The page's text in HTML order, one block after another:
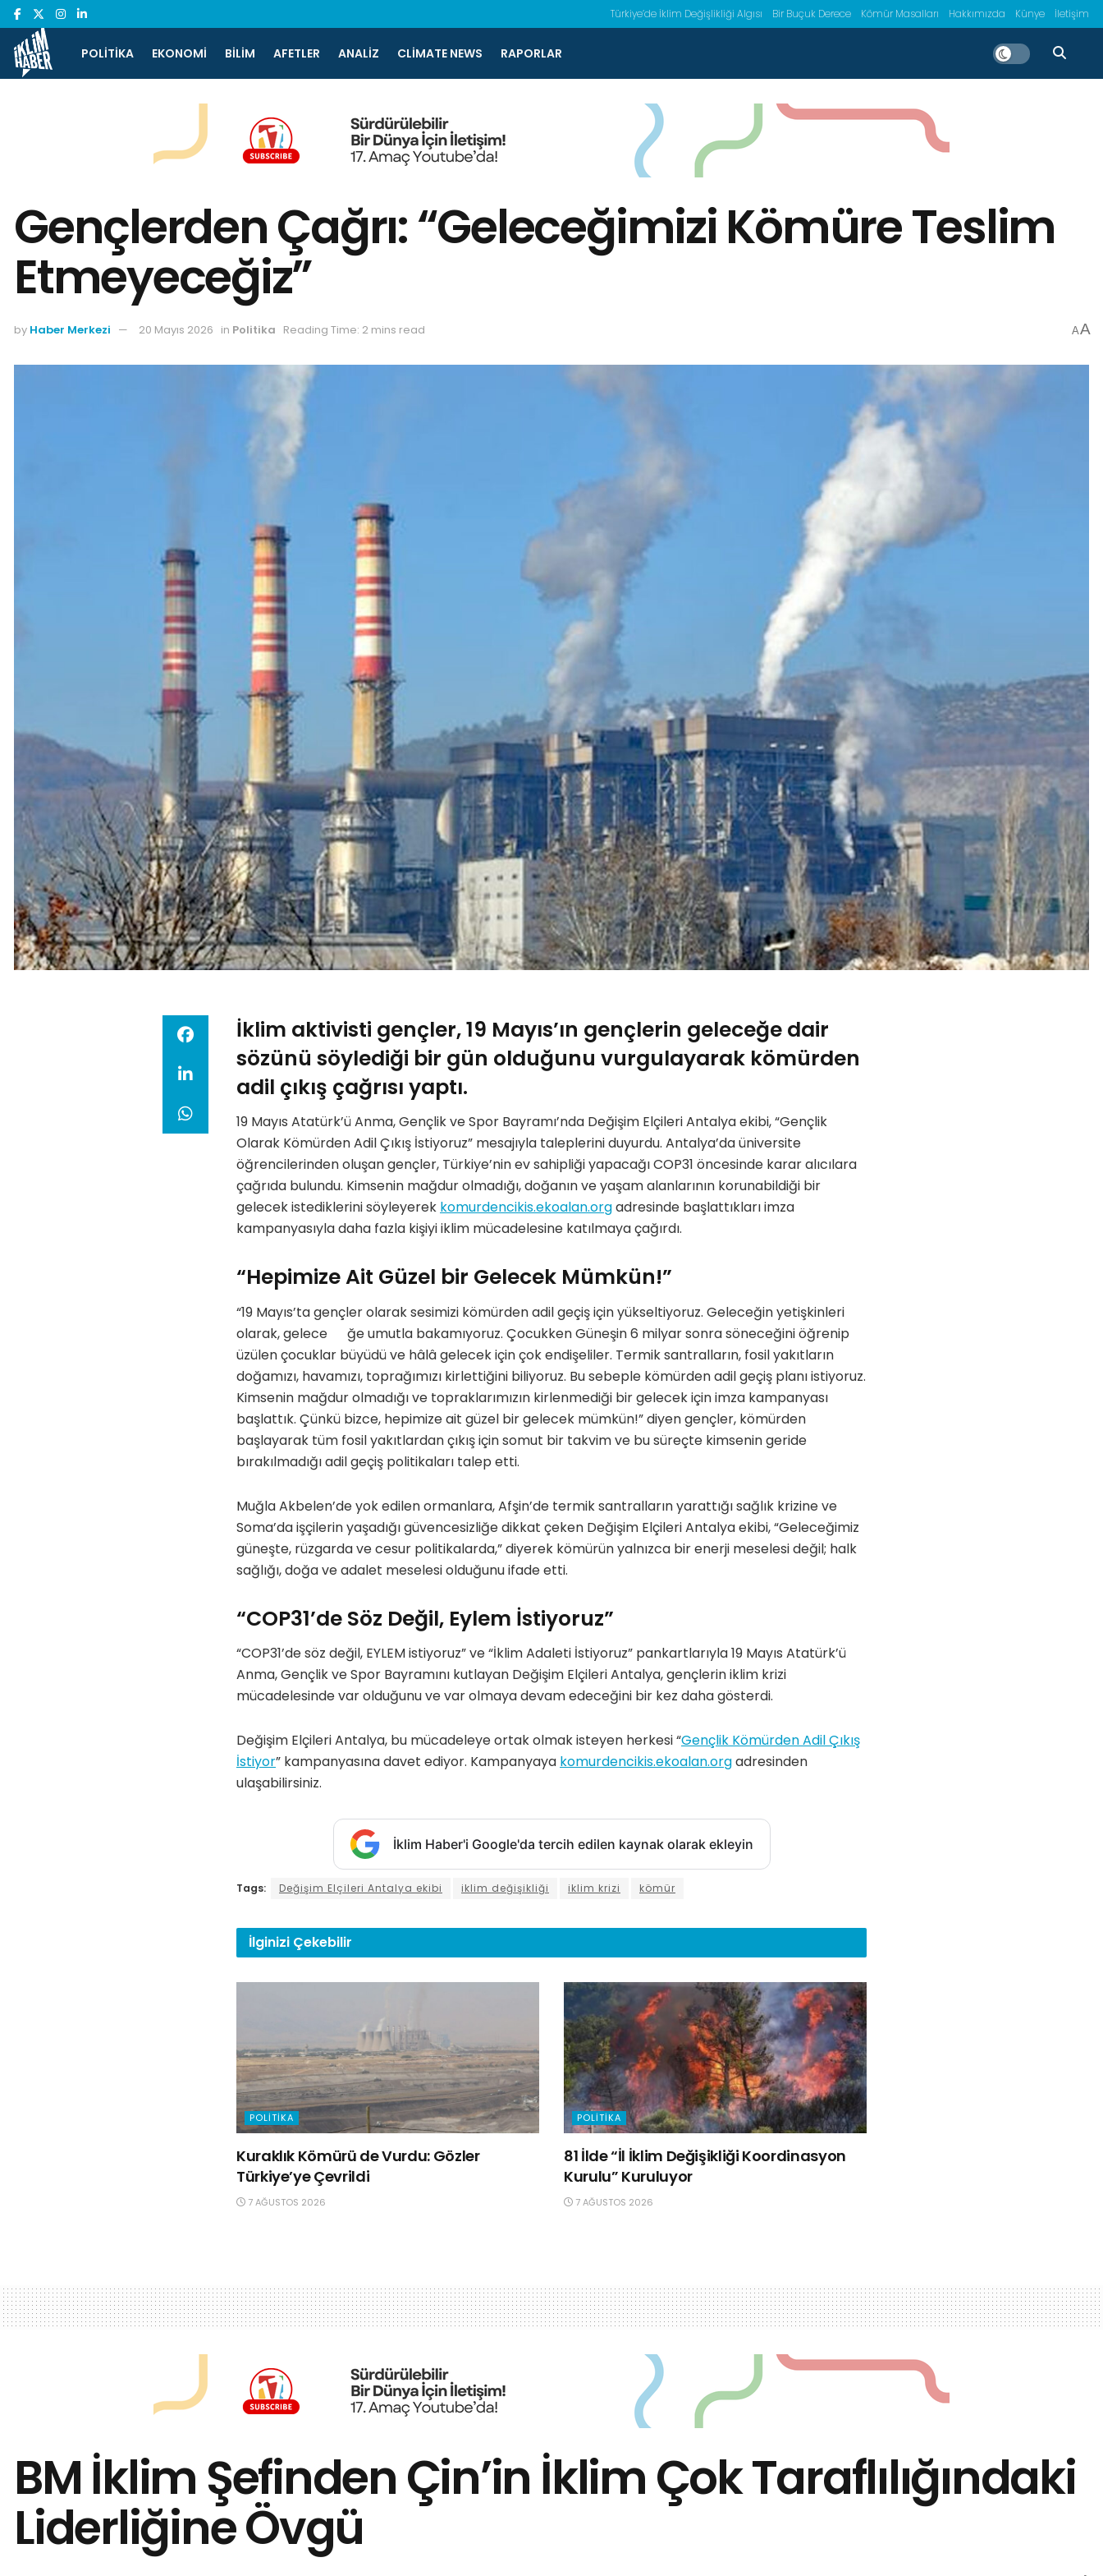
Türkiye’de İklim Değişlikliği Algısı Bir Buçuk Derece Kömür Masalları Hakkımızda Künye İletişim
POLITIKA EKONOMI BILIM AFETLER ANALIZ CLIMATE NEWS RAPORLAR
Gençlerden Çağrı: “Geleceğimizi Kömüre Teslim
Etmeyeceğiz”
by Haber Merkezi 20 Mayıs 2026 in Politika Reading Time: 2 mins read AA
İklim aktivisti gençler, 19 Mayıs’ın gençlerin geleceğe dair
sözünü söylediği bir gün olduğunu vurgulayarak kömürden
adil çıkış çağrısı yaptı.
19 Mayıs Atatürk’ü Anma, Gençlik ve Spor Bayramı’nda Değişim Elçileri Antalya ekibi, “Gençlik
Olarak Kömürden Adil Çıkış İstiyoruz” mesajıyla taleplerini duyurdu. Antalya’da üniversite
öğrencilerinden oluşan gençler, Türkiye’nin ev sahipliği yapacağı COP31 öncesinde karar alıcılara
çağrıda bulundu. Kimsenin mağdur olmadığı, doğanın ve yaşam alanlarının korunabildiği bir
gelecek istediklerini söyleyerek komurdencikis.ekoalan.orgadresinde başlattıkları imza
kampanyasıyla daha fazla kişiyi iklim mücadelesine katılmaya çağırdı.
“Hepimize Ait Güzel bir Gelecek Mümkün!”
“19 Mayıs’ta gençler olarak sesimizi kömürden adil geçiş için yükseltiyoruz. Geleceğin yetişkinleri
olarak, gelece ğe umutla bakamıyoruz. Çocukken Güneşin 6 milyar sonra söneceğini öğrenip
üzülen çocuklar büyüdü ve hâlâ gelecek için çok endişeliler. Termik santralların, fosil yakıtların
doğamızı, havamızı, toprağımızı kirlettiğini biliyoruz. Bu sebeple kömürden adil geçiş planı istiyoruz.
Kimsenin mağdur olmadığı ve topraklarımızın kirlenmediği bir gelecek için imza kampanyası
başlattık. Çünkü bizce, hepimize ait güzel bir gelecek mümkün!” diyen gençler, kömürden
başlayarak tüm fosil yakıtlardan çıkış için somut bir takvim ve bu süreçte kimsenin geride
bırakılmadığı adil geçiş politikaları talep etti.
Muğla Akbelen’de yok edilen ormanlara, Afşin’de termik santralların yarattığı sağlık krizine ve
Soma’da işçilerin yaşadığı güvencesizliğe dikkat çeken Değişim Elçileri Antalya ekibi, “Geleceğimiz
güneşte, rüzgarda ve cesur politikalarda,” diyerek kömürün yalnızca bir enerji meselesi değil; halk
sağlığı, doğa ve adalet meselesi olduğunu ifade etti.
“COP31’de Söz Değil, Eylem İstiyoruz”
“COP31’de söz değil, EYLEM istiyoruz” ve “İklim Adaleti İstiyoruz” pankartlarıyla 19 Mayıs Atatürk’ü
Anma, Gençlik ve Spor Bayramını kutlayan Değişim Elçileri Antalya, gençlerin iklim krizi
mücadelesinde var olduğunu ve var olmaya devam edeceğini bir kez daha gösterdi.
Değişim Elçileri Antalya, bu mücadeleye ortak olmak isteyen herkesi “Gençlik Kömürden Adil Çıkış
İstiyor” kampanyasına davet ediyor. Kampanyaya komurdencikis.ekoalan.orgadresinden
ulaşabilirsiniz.
İklim Haber'i Google'da tercih edilen kaynak olarak ekleyin
Tags: Değişim Elçileri Antalya ekibi iklim değişikliği iklim krizi kömür
İlginizi Çekebilir
POLITIKA
Kuraklık Kömürü de Vurdu: Gözler
Türkiye’ye Çevrildi
7 AĞUSTOS 2026
POLITIKA
81 İlde “İl İklim Değişikliği Koordinasyon
Kurulu” Kuruluyor
7 AĞUSTOS 2026
BM İklim Şefinden Çin’in İklim Çok Taraflılığındaki
Liderliğine Övgü